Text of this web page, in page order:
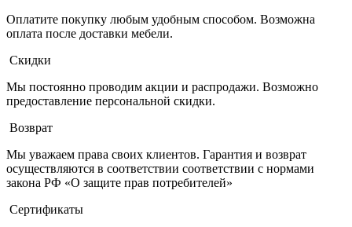
Оплатите покупку любым удобным способом. Возможна
оплата после доставки мебели.
Скидки
Мы постоянно проводим акции и распродажи. Возможно
предоставление персональной скидки.
Возврат
Мы уважаем права своих клиентов. Гарантия и возврат
осуществляются в соответствии соответствии с нормами
закона РФ «О защите прав потребителей»
Сертификаты